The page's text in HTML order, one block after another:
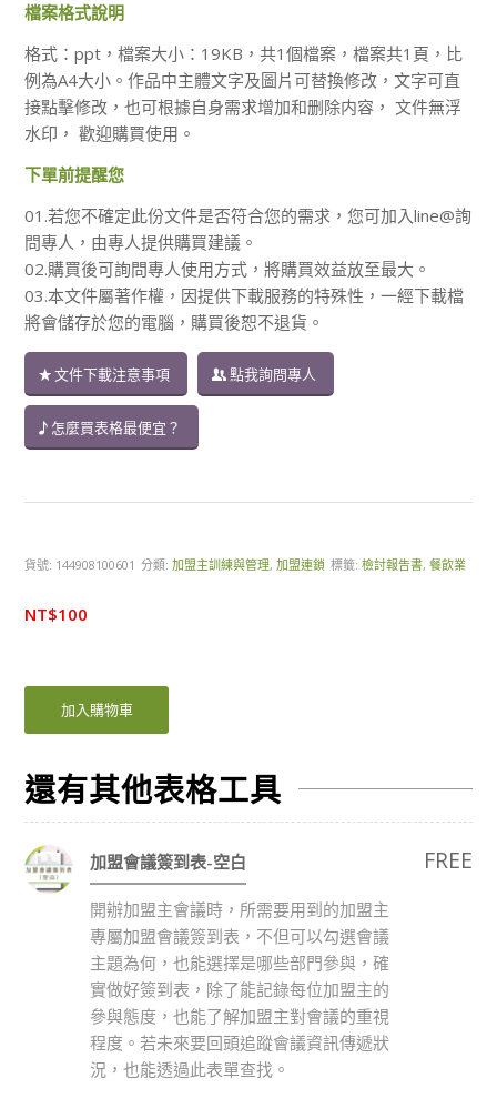
檔案格式說明
格式：ppt，檔案大小：19KB，共1個檔案，檔案共1頁，比
例為A4大小。作品中主體文字及圖片可替換修改，文字可直
接點擊修改，也可根據自身需求增加和删除内容， 文件無浮
水印， 歡迎購買使用。
下單前提醒您
01.若您不確定此份文件是否符合您的需求，您可加入line@詢
問專人，由專人提供購買建議。
02.購買後可詢問專人使用方式，將購買效益放至最大。
03.本文件屬著作權，因提供下載服務的特殊性，一經下載檔
將會儲存於您的電腦，購買後恕不退貨。
文件下載注意事項 點我詢問專人
怎麼買表格最便宜？
貨號: 144908100601 分類:加盟主訓練與管理,加盟連鎖 標籤:檢討報告書,餐飲業
NT$100
加入購物車
還有其他表格工具
加盟會議簽到表-空白 FREE
開辦加盟主會議時，所需要用到的加盟主
專屬加盟會議簽到表，不但可以勾選會議
主題為何，也能選擇是哪些部門參與，確
實做好簽到表，除了能記錄每位加盟主的
參與態度，也能了解加盟主對會議的重視
程度。若未來要回頭追蹤會議資訊傳遞狀
況，也能透過此表單查找。